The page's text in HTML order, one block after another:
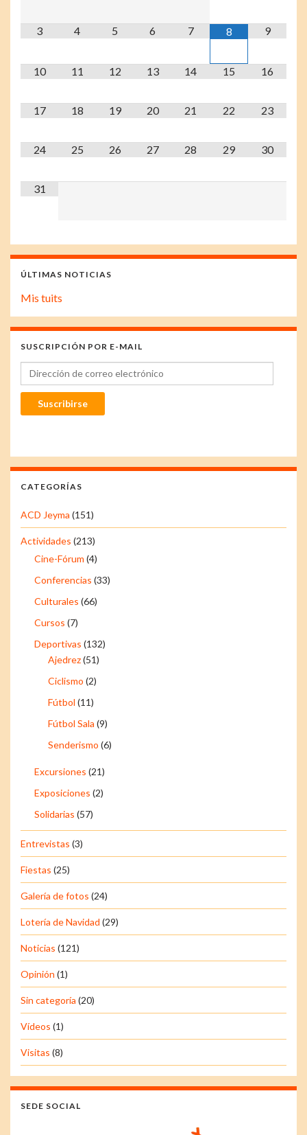
3 4 5 6 7 8 9
10 11 12 13 14 15 16
17 18 19 20 21 22 23
24 25 26 27 28 29 30
31
ÚLTIMAS NOTICIAS
Mis tuits
SUSCRIPCIÓN POR E-MAIL
Dirección de correo electrónico
Suscribirse
CATEGORÍAS
ACD Jeyma (151)
Actividades (213)
Cine-Fórum (4)
Conferencias (33)
Culturales (66)
Cursos (7)
Deportivas (132)
Ajedrez(51)
Ciclismo (2)
Fútbol (11)
Fútbol Sala (9)
Senderismo (6)
Excursiones (21)
Exposiciones (2)
Solidarias (57)
Entrevistas (3)
Fiestas (25)
Galería de fotos (24)
Lotería de Navidad (29)
Noticias (121)
Opinión (1)
Sin categoría (20)
Vídeos (1)
Visitas (8)
SEDE SOCIAL